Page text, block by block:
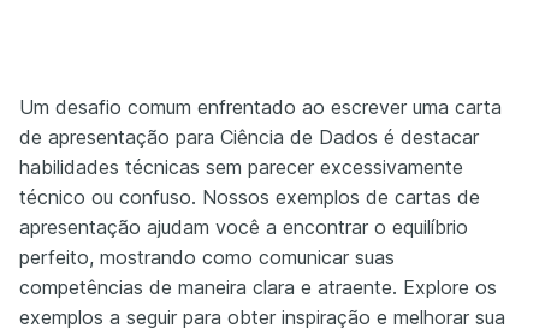
Um desafio comum enfrentado ao escrever uma carta
de apresentação para Ciência de Dados é destacar
habilidades técnicas sem parecer excessivamente
técnico ou confuso. Nossos exemplos de cartas de
apresentação ajudam você a encontrar o equilíbrio
perfeito, mostrando como comunicar suas
competências de maneira clara e atraente. Explore os
exemplos a seguir para obter inspiração e melhorar sua